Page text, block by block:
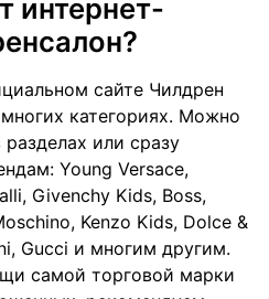
интернет-
сайте Чилдрен
категориях. Можно
или сразу
Young Versace,
Givenchy Kids, Boss,
Kenzo Kids, Dolce &
Gucci и многим другим.
самой торговой марки